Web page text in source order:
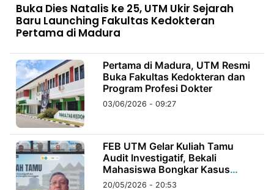
Buka Dies Natalis ke 25, UTM Ukir Sejarah
Baru Launching Fakultas Kedokteran
Pertama di Madura
Pertama di Madura, UTM Resmi
Buka Fakultas Kedokteran dan
Program Profesi Dokter
03/06/2026 - 09:27
FEB UTM Gelar Kuliah Tamu
Audit Investigatif, Bekali
Mahasiswa Bongkar Kasus
Korupsi
20/05/2026 - 20:53